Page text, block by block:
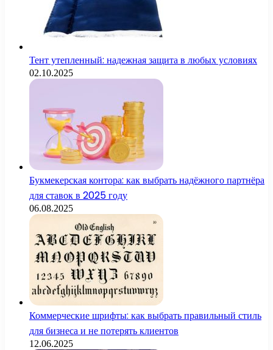
Тент утепленный: надежная защита в любых условиях
02.10.2025
Букмекерская контора: как выбрать надёжного партнёра
для ставок в 2025 году
06.08.2025
Коммерческие шрифты: как выбрать правильный стиль
для бизнеса и не потерять клиентов
12.06.2025